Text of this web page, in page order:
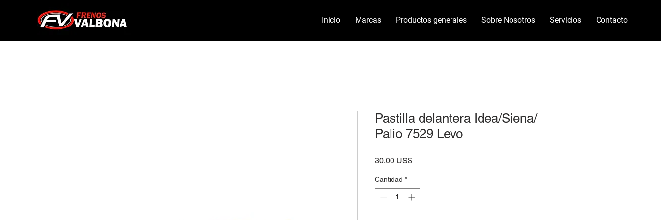
Inicio Marcas Productos generales Sobre Nosotros Servicios Contacto
Pastilla delantera Idea/Siena/
Palio 7529 Levo
30,00 US$Precio
Cantidad *